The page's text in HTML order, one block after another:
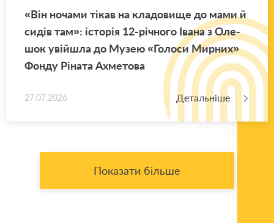
«Він но­ча­ми тікав на кла­до­ви­ще до мами й
сидів там»: істо­рія 12-рі­чно­го Івана з Оле­
шок уві­йшла до Музею «Го­ло­си Мир­них»
Фонду Рі­на­та Ахме­то­ва
27.07.2026 Детальніше
Показати більше